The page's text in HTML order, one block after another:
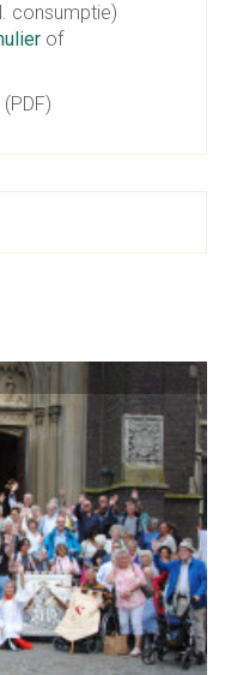
consumptie)
of
(PDF)